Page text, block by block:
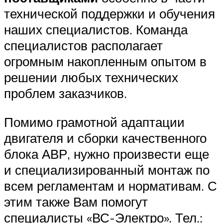
технической поддержки и обучения
наших специалистов. Команда
специалистов располагает
огромным накопленным опытом в
решении любых технических
проблем заказчиков.
Помимо грамотной адаптации
двигателя и сборки качественного
блока АВР, нужно произвести еще
и специализированный монтаж по
всем регламентам и нормативам. С
этим также Вам помогут
специалисты «ВС-Электро». Тел.: